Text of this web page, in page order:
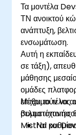
Τα μοντέλα
ΤΝ ανοικτού
ανάπτυξη,
ενσωμάτωση.
Αυτή η
σε τάξη),
μάθησης
ομάδες
επιθυμούν να
Mistral και
Μέχρι το τέλος
συμμετέχοντες
Να